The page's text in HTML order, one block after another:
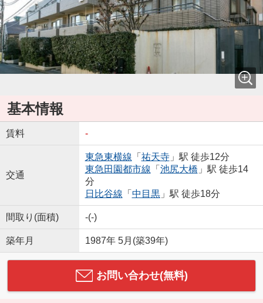
基本情報
賃料 -
交通
東急東横線 「 祐天寺」駅 徒歩12分
東急田園都市線 「 池尻大橋 」駅 徒歩14
分
日比谷線 「 中目黒」駅 徒歩18分
間取り(面積) -(-)
築年月 1987年 5月(築39年)
お問い合わせ(無料)